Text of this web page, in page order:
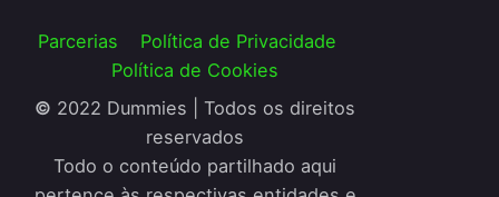
Parcerias
Política de Privacidade
Política de Cookies
© 2022 Dummies | Todos os direitos
reservados
Todo o conteúdo partilhado aqui